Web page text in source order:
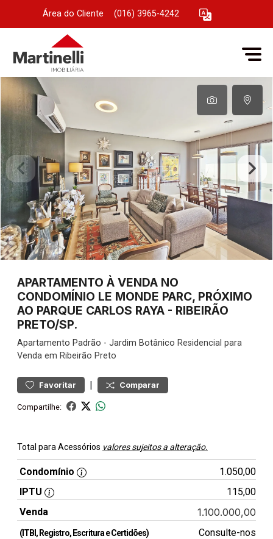
Área do Cliente (016) 3965-4242
APARTAMENTO À VENDA NO
CONDOMÍNIO LE MONDE PARC, PRÓXIMO
AO PARQUE CARLOS RAYA - RIBEIRÃO
PRETO/SP.
Apartamento Padrão - Jardim Botânico Residencial para
Venda em Ribeirão Preto
Favoritar | Comparar
Compartilhe:
Total para Acessórios valores sujeitos a alteração.
Condomínio
1.050,00
IPTU
115,00
Venda
1.100.000,00
(ITBI, Registro, Escritura e Certidões) Consulte-nos